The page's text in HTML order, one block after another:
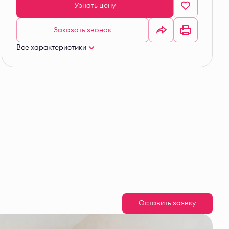
Узнать цену
Заказать звонок
Все характеристики
Оставить заявку